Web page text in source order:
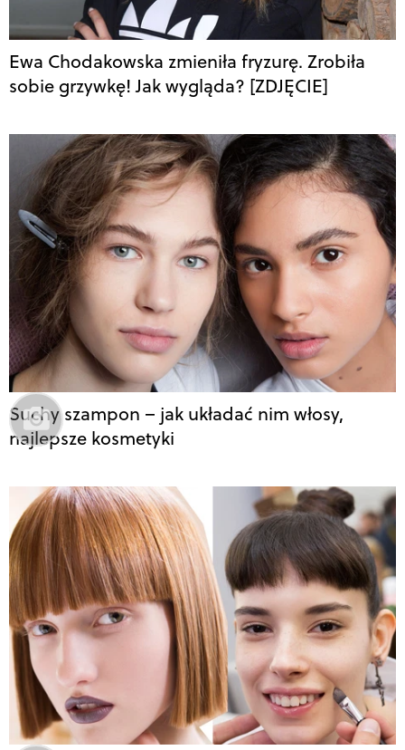
Ewa Chodakowska zmieniła fryzurę. Zrobiła
sobie grzywkę! Jak wygląda? [ZDJĘCIE]
Suchy szampon – jak układać nim włosy,
najlepsze kosmetyki